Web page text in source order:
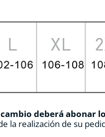
deberá abonar
la realización de su